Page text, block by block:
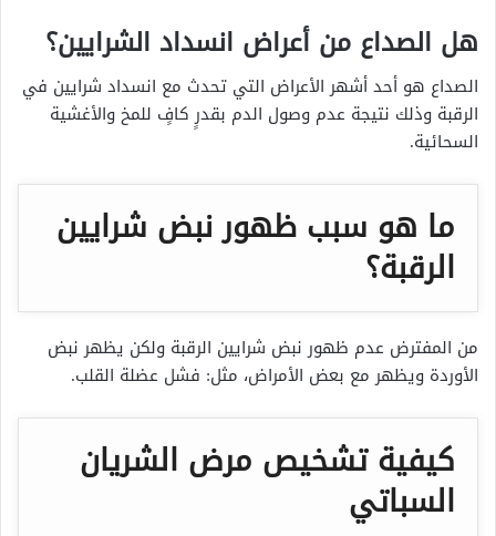
هل الصداع من أعراض انسداد الشرايين؟
الصداع هو أحد أشهر الأعراض التي تحدث مع انسداد شرايين في
الرقبة وذلك نتيجة عدم وصول الدم بقدرٍ كافٍ للمخ والأغشية
السحائية.
ما هو سبب ظهور نبض شرايين
الرقبة؟
من المفترض عدم ظهور نبض شرايين الرقبة ولكن يظهر نبض
الأوردة ويظهر مع بعض الأمراض، مثل: فشل عضلة القلب.
كيفية تشخيص مرض الشريان
السباتي